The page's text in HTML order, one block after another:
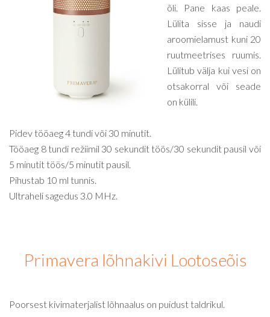
õli. Pane kaas peale.
Lülita sisse ja naudi
aroomielamust kuni 20
ruutmeetrises ruumis.
Lülitub välja kui vesi on
otsakorral või seade
on külili.
Pidev tööaeg 4 tundi või 30 minutit.
Tööaeg 8 tundi režiimil 30 sekundit töös/30 sekundit pausil või
5 minutit töös/5 minutit pausil.
Pihustab 10 ml tunnis.
Ultraheli sagedus 3.0 MHz.
Primavera lõhnakivi Lootoseõis
Poorsest kivimaterjalist lõhnaalus on puidust taldrikul.